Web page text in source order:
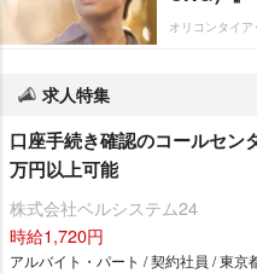
オリコンタイア
求人特集
口座手続き確認のコールセン
万円以上可能
株式会社ベルシステム24
時給1,720円
アルバイト・パート / 契約社員 / 東京